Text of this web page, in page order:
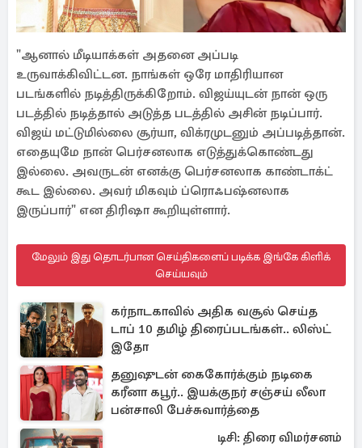
"ஆனால் மீடியாக்கள் அதனை அப்படி
உருவாக்கிவிட்டன. நாங்கள் ஒரே மாதிரியான
படங்களில் நடித்திருக்கிறோம். விஜய்யுடன் நான் ஒரு
படத்தில் நடித்தால் அடுத்த படத்தில் அசின் நடிப்பார்.
விஜய் மட்டுமில்லை சூர்யா, விக்ரமுடனும் அப்படித்தான்.
எதையுமே நான் பெர்சனலாக எடுத்துக்கொண்டது
இல்லை. அவருடன் எனக்கு பெர்சனலாக காண்டாக்ட்
கூட இல்லை. அவர் மிகவும் ப்ரொஃபஷ்னலாக
இருப்பார்" என திரிஷா கூறியுள்ளார்.
மேலும் இது தொடர்பான செய்திகளைப் படிக்க இங்கே கிளிக்
செய்யவும்
கர்நாடகாவில் அதிக வசூல் செய்த
டாப் 10 தமிழ் திரைப்படங்கள்.. லிஸ்ட்
இதோ
தனுஷுடன் கைகோர்க்கும் நடிகை
கரீனா கபூர்.. இயக்குநர் சஞ்சய் லீலா
பன்சாலி பேச்சுவார்த்தை
டிசி: திரை விமர்சனம்